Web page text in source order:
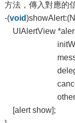
方法，傳入對應的
-(void
UIAlertView
[alert show];